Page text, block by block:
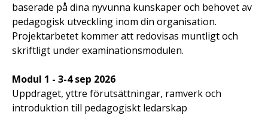
baserade på dina nyvunna kunskaper och behovet av
pedagogisk utveckling inom din organisation.
Projektarbetet kommer att redovisas muntligt och
skriftligt under examinationsmodulen.
Modul 1 - 3-4 sep 2026
Uppdraget, yttre förutsättningar, ramverk och
introduktion till pedagogiskt ledarskap